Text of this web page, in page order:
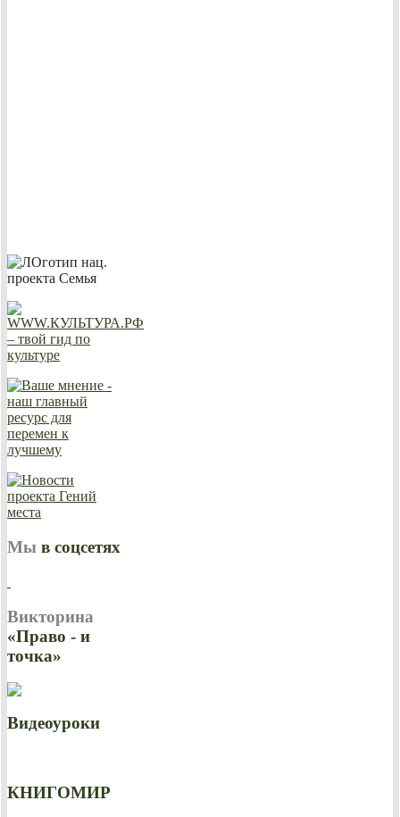
Мы в соцсетях
Викторина
«Право - и
точка»
Видеоуроки
КНИГОМИР